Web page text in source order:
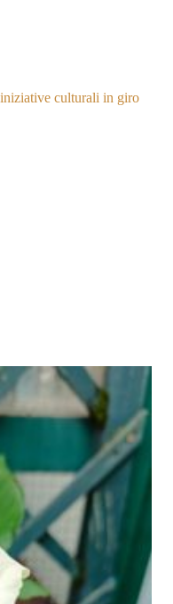
iniziative culturali in giro